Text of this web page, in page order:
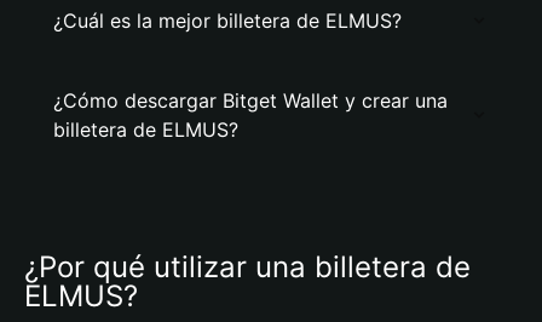
¿Cuál es la mejor billetera de ELMUS?
¿Cómo descargar Bitget Wallet y crear una
billetera de ELMUS?
¿Por qué utilizar una billetera de
ELMUS?